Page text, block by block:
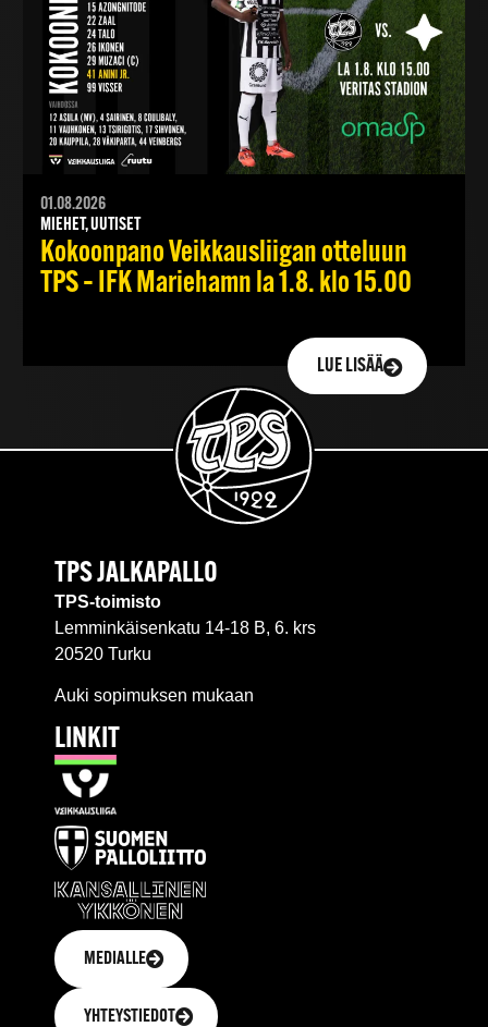
01.08.2026
MIEHET, UUTISET
Kokoonpano Veikkausliigan otteluun
TPS – IFK Mariehamn la 1.8. klo 15.00
LUE LISÄÄ
TPS JALKAPALLO
TPS-toimisto
Lemminkäisenkatu 14-18 B, 6. krs
20520 Turku
Auki sopimuksen mukaan
LINKIT
MEDIALLE
YHTEYSTIEDOT